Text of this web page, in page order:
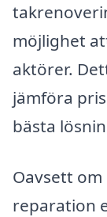
möjlighet
aktörer.
jämföra
bästa
Oavsett
reparation